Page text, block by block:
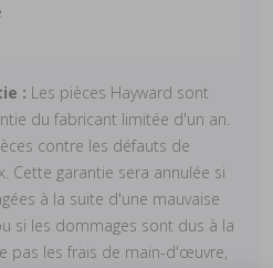
: Les pièces Hayward sont
du fabricant limitée d'un an.
contre les défauts de
Cette garantie sera annulée si
à la suite d'une mauvaise
si les dommages sont dus à la
pas les frais de main-d'œuvre,